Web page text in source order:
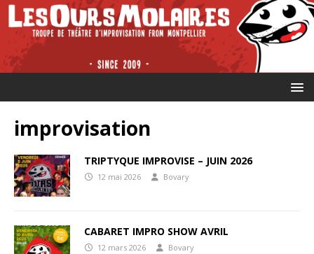
improvisation
TRIPTYQUE IMPROVISE – JUIN 2026
12 mai 2026 Bovary
CABARET IMPRO SHOW AVRIL
12 mars 2026 Bovary